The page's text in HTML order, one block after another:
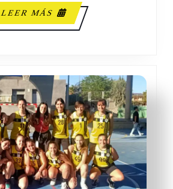
LEER MÁS
LEER
MÁS